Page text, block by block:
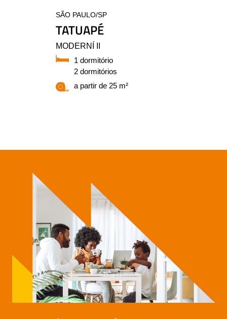
SÃO PAULO/SP
TATUAPÉ
MODERNÍ II
1 dormitório
2 dormitórios
a partir de 25 m²